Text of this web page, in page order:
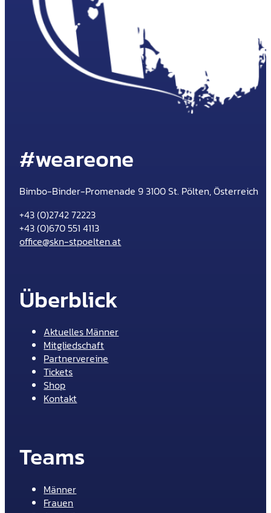
#weareone
Bimbo-Binder-Promenade 9 3100 St. Pölten, Österreich
+43 (0)2742 72223
+43 (0)670 551 4113
office@skn-stpoelten.at
Überblick
Aktuelles Männer
Mitgliedschaft
Partnervereine
Tickets
Shop
Kontakt
Teams
Männer
Frauen